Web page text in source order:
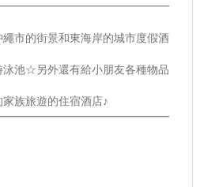
市的街景和東海岸的城市度假酒
池☆另外還有給小朋友各種物品
族旅遊的住宿酒店♪